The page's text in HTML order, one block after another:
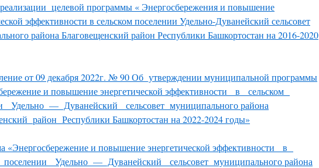
целевой программы « Энергосбережения и повышение
эффективности в сельском поселении Удельно-Дуванейский сельсовет
района Благовещенский район Республики Башкортостан на 2016-2020
от 09 декабря 2022г. № 90 Об утверждении муниципальной программы
и повышение энергетической эффективности в сельском
Удельно — Дуванейский сельсовет муниципального района
район Республики Башкортостан на 2022-2024 годы»
«Энергосбережение и повышение энергетической эффективности в
поселении Удельно — Дуванейский сельсовет муниципального района